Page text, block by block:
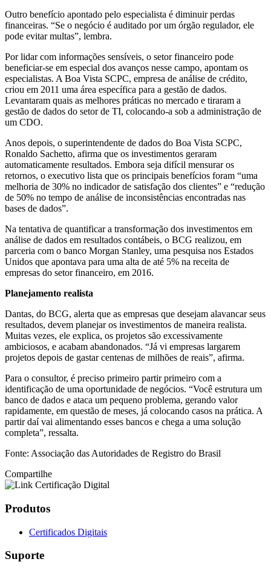
Outro benefício apontado pelo especialista é diminuir perdas
financeiras. “Se o negócio é auditado por um órgão regulador, ele
pode evitar multas”, lembra.
Por lidar com informações sensíveis, o setor financeiro pode
beneficiar-se em especial dos avanços nesse campo, apontam os
especialistas. A Boa Vista SCPC, empresa de análise de crédito,
criou em 2011 uma área específica para a gestão de dados.
Levantaram quais as melhores práticas no mercado e tiraram a
gestão de dados do setor de TI, colocando-a sob a administração de
um CDO.
Anos depois, o superintendente de dados do Boa Vista SCPC,
Ronaldo Sachetto, afirma que os investimentos geraram
automaticamente resultados. Embora seja difícil mensurar os
retornos, o executivo lista que os principais benefícios foram “uma
melhoria de 30% no indicador de satisfação dos clientes” e “redução
de 50% no tempo de análise de inconsistências encontradas nas
bases de dados”.
Na tentativa de quantificar a transformação dos investimentos em
análise de dados em resultados contábeis, o BCG realizou, em
parceria com o banco Morgan Stanley, uma pesquisa nos Estados
Unidos que apontava para uma alta de até 5% na receita de
empresas do setor financeiro, em 2016.
Planejamento realista
Dantas, do BCG, alerta que as empresas que desejam alavancar seus
resultados, devem planejar os investimentos de maneira realista.
Muitas vezes, ele explica, os projetos são excessivamente
ambiciosos, e acabam abandonados. “Já vi empresas largarem
projetos depois de gastar centenas de milhões de reais”, afirma.
Para o consultor, é preciso primeiro partir primeiro com a
identificação de uma oportunidade de negócios. “Você estrutura um
banco de dados e ataca um pequeno problema, gerando valor
rapidamente, em questão de meses, já colocando casos na prática. A
partir daí vai alimentando esses bancos e chega a uma solução
completa”, ressalta.
Fonte: Associação das Autoridades de Registro do Brasil
Compartilhe
Produtos
Certificados Digitais
Suporte